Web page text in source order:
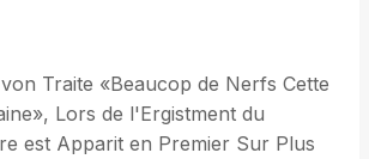
Traite «Beaucop de Nerfs Cette
Lors de l'Ergistment du
est Apparit en Premier Sur Plus